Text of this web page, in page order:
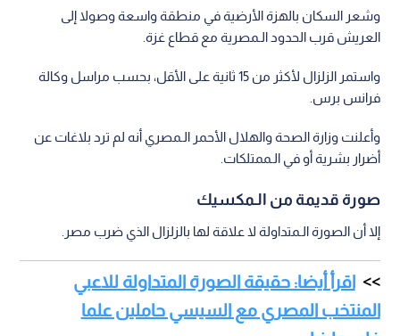
وشعر السكان بالهزة الأرضية في منطقة واسعة وصولا إلى
العريش قرب الحدود الـمصرية مع قطاع غزة.
واستمر الزلزال لأكثر من 15 ثانية على الأقل، بحسب مراسل وكالة
فرانس برس.
وأعلنت وزارة الصحة والهلال الأحمر الـمصري أنه لم ترد بلاغات عن
أضرار بشرية أو في الـممتلكات.
صورة قديمة من الـمكسيك
إلا أن الصورة الـمتداولة لا علاقة لها بالزلزال الذي ضرب مصر.
اقرأ أيضا: حقيقة الصورة المتداولة للاعبي
المنتخب المصري مع السيسي حاملين علما